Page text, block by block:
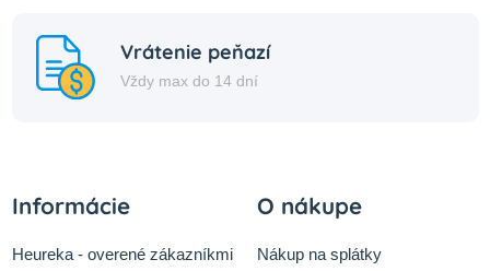
Vrátenie peňazí
Vždy max do 14 dní
Informácie
Heureka - overené zákazníkmi
O nákupe
Nákup na splátky